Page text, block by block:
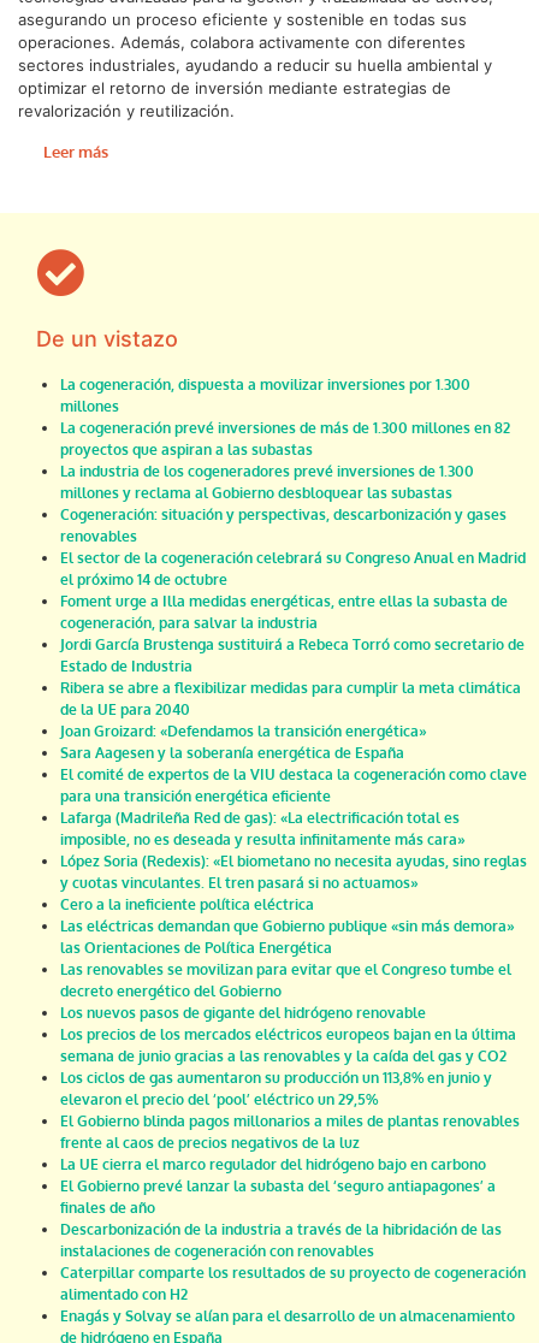
asegurando un proceso eficiente y sostenible en todas sus
operaciones. Además, colabora activamente con diferentes
sectores industriales, ayudando a reducir su huella ambiental y
optimizar el retorno de inversión mediante estrategias de
revalorización y reutilización.
Leer más
De un vistazo
La cogeneración, dispuesta a movilizar inversiones por 1.300
millones
La cogeneración prevé inversiones de más de 1.300 millones en 82
proyectos que aspiran a las subastas
La industria de los cogeneradores prevé inversiones de 1.300
millones y reclama al Gobierno desbloquear las subastas
Cogeneración: situación y perspectivas, descarbonización y gases
renovables
El sector de la cogeneración celebrará su Congreso Anual en Madrid
el próximo 14 de octubre
Foment urge a Illa medidas energéticas, entre ellas la subasta de
cogeneración, para salvar la industria
Jordi García Brustenga sustituirá a Rebeca Torró como secretario de
Estado de Industria
Ribera se abre a flexibilizar medidas para cumplir la meta climática
de la UE para 2040
Joan Groizard: «Defendamos la transición energética»
Sara Aagesen y la soberanía energética de España
El comité de expertos de la VIU destaca la cogeneración como clave
para una transición energética eficiente
Lafarga (Madrileña Red de gas): «La electrificación total es
imposible, no es deseada y resulta infinitamente más cara»
López Soria (Redexis): «El biometano no necesita ayudas, sino reglas
y cuotas vinculantes. El tren pasará si no actuamos»
Cero a la ineficiente política eléctrica
Las eléctricas demandan que Gobierno publique «sin más demora»
las Orientaciones de Política Energética
Las renovables se movilizan para evitar que el Congreso tumbe el
decreto energético del Gobierno
Los nuevos pasos de gigante del hidrógeno renovable
Los precios de los mercados eléctricos europeos bajan en la última
semana de junio gracias a las renovables y la caída del gas y CO2
Los ciclos de gas aumentaron su producción un 113,8% en junio y
elevaron el precio del ‘pool’ eléctrico un 29,5%
El Gobierno blinda pagos millonarios a miles de plantas renovables
frente al caos de precios negativos de la luz
La UE cierra el marco regulador del hidrógeno bajo en carbono
El Gobierno prevé lanzar la subasta del ‘seguro antiapagones’ a
finales de año
Descarbonización de la industria a través de la hibridación de las
instalaciones de cogeneración con renovables
Caterpillar comparte los resultados de su proyecto de cogeneración
alimentado con H2
Enagás y Solvay se alían para el desarrollo de un almacenamiento
de hidrógeno en España